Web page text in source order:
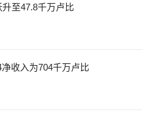
至47.8千万卢比
收入为704千万卢比